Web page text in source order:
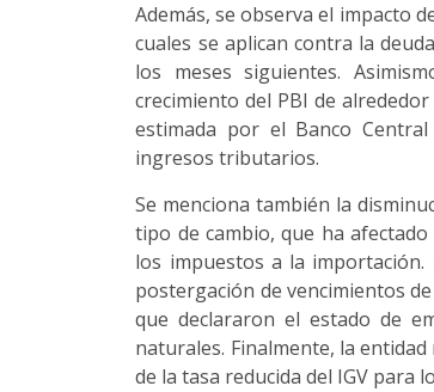
Además, se observa el impacto
cuales se aplican contra la
los meses siguientes.
crecimiento del PBI de
estimada por el Banco
ingresos tributarios.
Se menciona también la
tipo de cambio, que ha
los impuestos a la importación.
postergación de vencimientos
que declararon el estado de
naturales. Finalmente, la
de la tasa reducida del IGV para